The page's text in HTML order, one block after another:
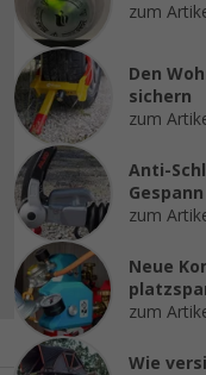
zum
Den
sichern
zum
Anti-
zum
Neue
zum
Wie